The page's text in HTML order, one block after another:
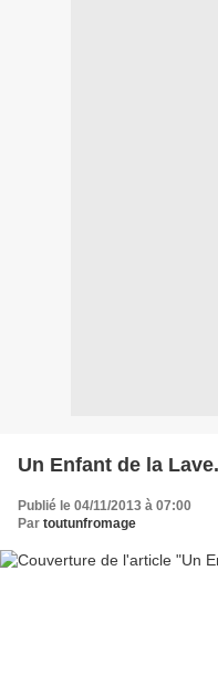
Un Enfant de la
Publié le 04/11/2013 à 07:00
Par toutunfromage